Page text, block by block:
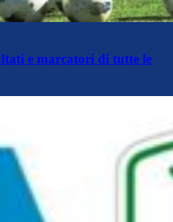
e marcatori di tutte le